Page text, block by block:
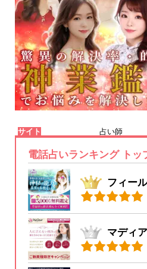
サイト 占い師
電話占いランキング トッ
フィー
マディア